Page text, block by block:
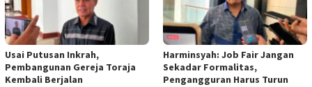
Usai Putusan Inkrah,
Pembangunan Gereja Toraja
Kembali Berjalan
Harminsyah: Job Fair Jangan
Sekadar Formalitas,
Pengangguran Harus Turun